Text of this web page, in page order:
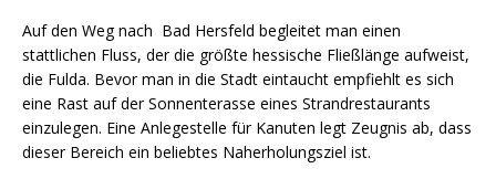
Auf den Weg nach Bad Hersfeld begleitet man einen
stattlichen Fluss, der die größte hessische Fließlänge aufweist,
die Fulda. Bevor man in die Stadt eintaucht empfiehlt es sich
eine Rast auf der Sonnenterasse eines Strandrestaurants
einzulegen. Eine Anlegestelle für Kanuten legt Zeugnis ab, dass
dieser Bereich ein beliebtes Naherholungsziel ist.